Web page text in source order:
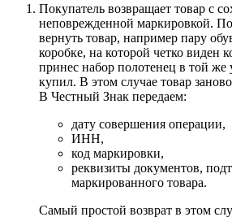
Покупатель возвращает товар с
неповрежденной маркировкой.
вернуть товар, например пару
коробке, на которой четко виден
принес набор полотенец в той же
купил. В этом случае товар
В Честный Знак передаем:
дату совершения операции,
ИНН,
код маркировки,
реквизиты документов,
маркированного товара.
Самый простой возврат в этом